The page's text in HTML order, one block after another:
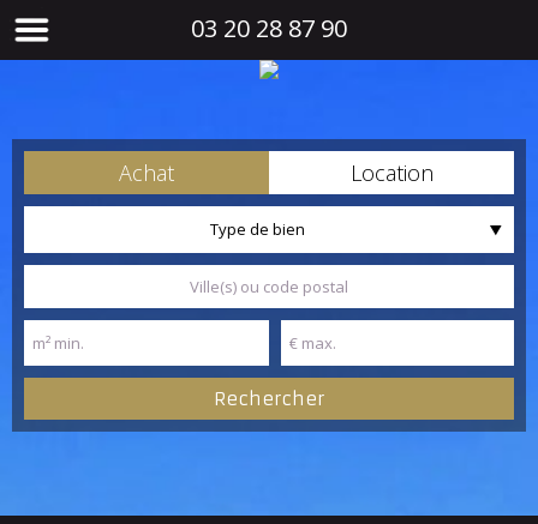
03 20 28 87 90
Achat Location
Type de bien